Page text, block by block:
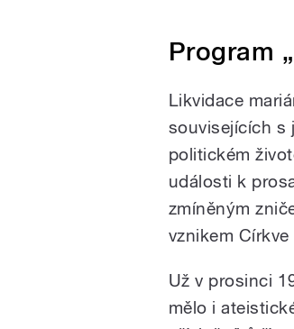
Program
Likvidace
souvisejících s
politickém
události k
zmíněným
vznikem
Už v prosinci
mělo i